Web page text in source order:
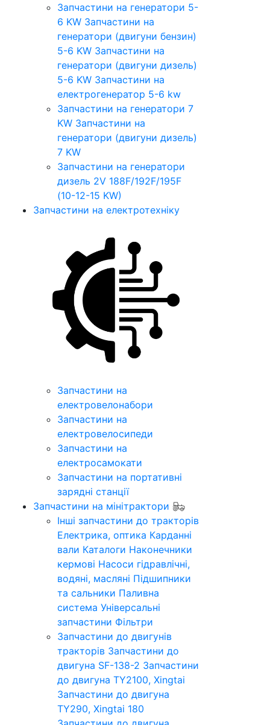
Запчастини на генератори 5-
6 KW Запчастини на
генератори (двигуни бензин)
5-6 KW Запчастини на
генератори (двигуни дизель)
5-6 KW Запчастини на
електрогенератор 5-6 kw
Запчастини на генератори 7
KW Запчастини на
генератори (двигуни дизель)
7 KW
Запчастини на генератори
дизель 2V 188F/192F/195F
(10-12-15 KW)
Запчастини на електротехніку
Запчастини на
електровелонабори
Запчастини на
електровелосипеди
Запчастини на
електросамокати
Запчастини на портативні
зарядні станції
Запчастини на мінітрактори
Інші запчастини до тракторів
Електрика, оптика Карданні
вали Каталоги Наконечники
кермові Насоси гідравлічні,
водяні, масляні Підшипники
та сальники Паливна
система Універсальні
запчастини Фільтри
Запчастини до двигунів
тракторів Запчастини до
двигуна SF-138-2 Запчастини
до двигуна TY2100, Xingtai
Запчастини до двигуна
TY290, Xingtai 180